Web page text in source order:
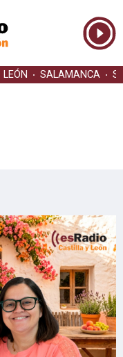
LEÓN SALAMANCA